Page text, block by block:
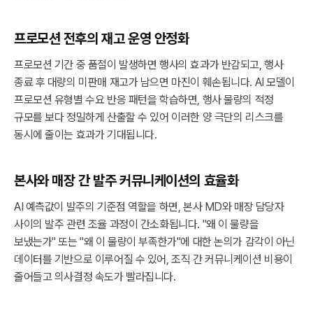
프로모션 전후의 재고 운영 안정화
프로모션 기간 중 품절이 발생하면 행사의 효과가 반감되고, 행사
종료 후 대량의 미판매 재고가 남으면 마진이 훼손됩니다. AI 모델이
프로모션 유형별 수요 반응 패턴을 학습하면, 행사 물량의 적정
규모를 보다 정밀하게 산출할 수 있어 이러한 양 극단의 리스크를
동시에 줄이는 효과가 기대됩니다.
본사와 매장 간 발주 커뮤니케이션의 효율화
AI 예측값이 발주의 기준점 역할을 하면, 본사 MD와 매장 담당자
사이의 발주 관련 조율 과정이 간소화됩니다. "왜 이 물량을
보냈는가" 또는 "왜 이 물량이 부족한가"에 대한 논의가 감각이 아닌
데이터를 기반으로 이루어질 수 있어, 조직 간 커뮤니케이션 비용이
줄어들고 의사결정 속도가 빨라집니다.